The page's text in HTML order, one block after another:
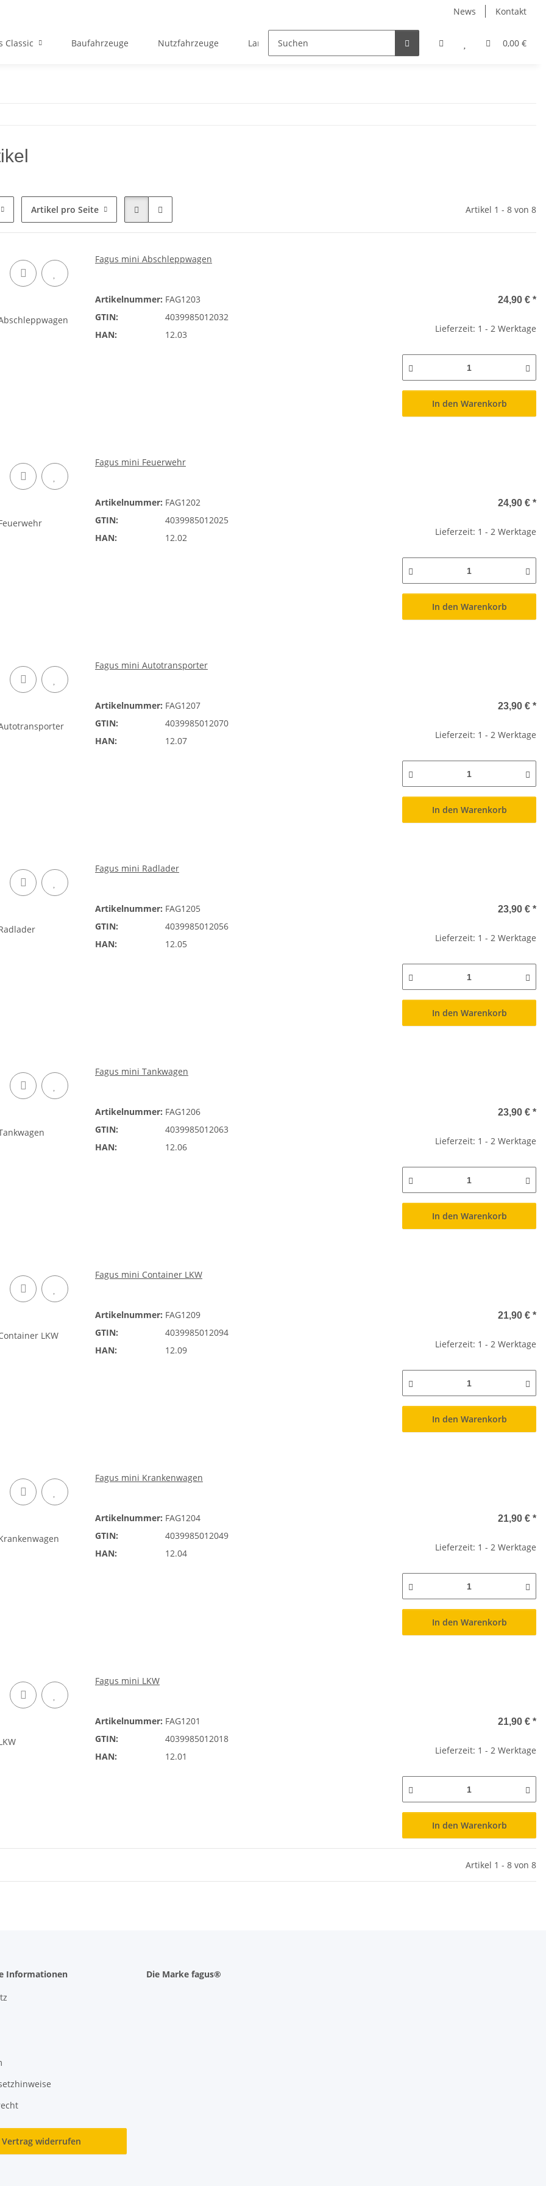
News Kontakt
0,00 €
Classic Baufahrzeuge Nutzfahrzeuge Landwirtschaft Sets & Angebote
Artikel pro Seite Artikel 1 - 8 von 8
Fagus mini Abschleppwagen
Artikelnummer: FAG1203
GTIN:
4039985012032
HAN:
12.03
24,90 € *
Lieferzeit: 1 - 2 Werktage
In den Warenkorb
Fagus mini Feuerwehr
Artikelnummer: FAG1202
GTIN:
4039985012025
HAN:
12.02
24,90 € *
Lieferzeit: 1 - 2 Werktage
In den Warenkorb
Fagus mini Autotransporter
Artikelnummer: FAG1207
GTIN:
4039985012070
HAN:
12.07
23,90 € *
Lieferzeit: 1 - 2 Werktage
In den Warenkorb
Fagus mini Radlader
Artikelnummer: FAG1205
GTIN:
4039985012056
HAN:
12.05
23,90 € *
Lieferzeit: 1 - 2 Werktage
In den Warenkorb
Fagus mini Tankwagen
Artikelnummer: FAG1206
GTIN:
4039985012063
HAN:
12.06
23,90 € *
Lieferzeit: 1 - 2 Werktage
In den Warenkorb
Fagus mini Container LKW
Artikelnummer: FAG1209
GTIN:
4039985012094
HAN:
12.09
21,90 € *
Lieferzeit: 1 - 2 Werktage
In den Warenkorb
Fagus mini Krankenwagen
Artikelnummer: FAG1204
GTIN:
4039985012049
HAN:
12.04
21,90 € *
Lieferzeit: 1 - 2 Werktage
In den Warenkorb
Fagus mini LKW
Artikelnummer: FAG1201
GTIN:
4039985012018
HAN:
12.01
21,90 € *
Lieferzeit: 1 - 2 Werktage
In den Warenkorb
Artikel 1 - 8 von 8
Informationen
Vertrag widerrufen
Die Marke fagus®